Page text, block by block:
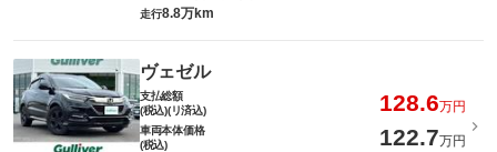
走行8.8万km
ヴェゼル
支払総額
(税込)(リ済込)
128.6万円
車両本体価格
(税込)
122.7万円